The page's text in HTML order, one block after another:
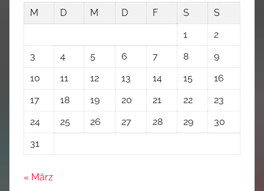
M
D M D F S
S
1
2
3
4 5 6 7 8
9
10
11 12 13 14 15
16
17
18 19 20 21 22
23
24
25 26 27 28 29
30
31
« März